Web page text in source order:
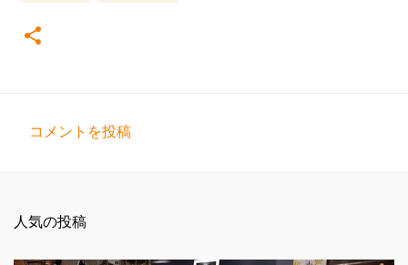
ト
コメントを投稿
人気の投稿